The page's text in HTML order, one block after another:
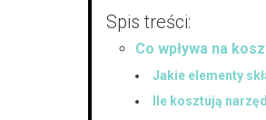
Spis treści:
Co wpływa na
Jakie elementy
Ile kosztują